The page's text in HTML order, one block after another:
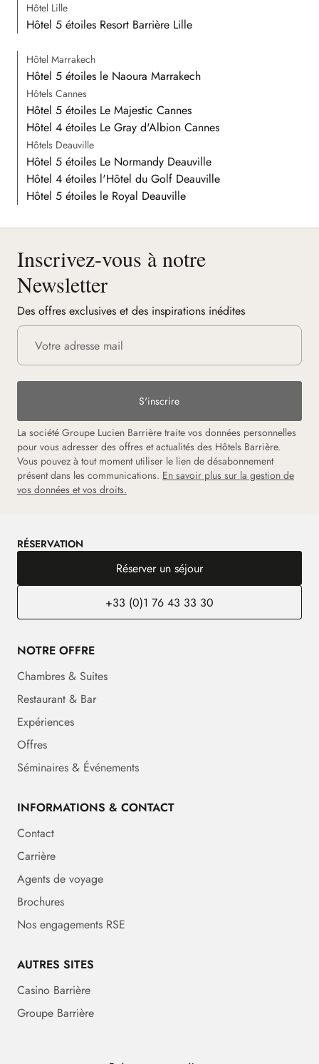
Hôtel Lille
Hôtel 5 étoiles Resort Barrière Lille
Hôtel Marrakech
Hôtel 5 étoiles le Naoura Marrakech
Hôtels Cannes
Hôtel 5 étoiles Le Majestic Cannes
Hôtel 4 étoiles Le Gray d'Albion Cannes
Hôtels Deauville
Hôtel 5 étoiles Le Normandy Deauville
Hôtel 4 étoiles l'Hôtel du Golf Deauville
Hôtel 5 étoiles le Royal Deauville
Inscrivez-vous à notre
Newsletter
Des offres exclusives et des inspirations inédites
S'inscrire
La société Groupe Lucien Barrière traite vos données personnelles
pour vous adresser des offres et actualités des Hôtels Barrière.
Vous pouvez à tout moment utiliser le lien de désabonnement
présent dans les communications. En savoir plus sur la gestion de
vos données et vos droits.
RÉSERVATION
Réserver un séjour
+33 (0)1 76 43 33 30
NOTRE OFFRE
Chambres & Suites
Restaurant & Bar
Expériences
Offres
Séminaires & Événements
INFORMATIONS & CONTACT
Contact
Carrière
Agents de voyage
Brochures
Nos engagements RSE
AUTRES SITES
Casino Barrière
Groupe Barrière